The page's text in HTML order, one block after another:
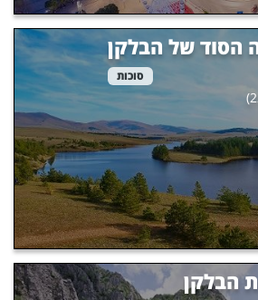
הסוד של הבלקן
סוכות
)
הבלקן